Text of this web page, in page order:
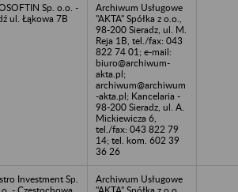
Sp. o.o. -
ul. Łąkowa 7B
Archiwum Usługowe
"AKTA" Spółka z o.o.,
98-200 Sieradz, ul. M.
Reja 1B, tel./fax: 043
822 74 01; e-mail:
biuro@archiwum-
akta.pl;
archiwum@archiwum
-akta.pl; Kancelaria -
98-200 Sieradz, ul. A.
Mickiewicza 6,
tel./fax: 043 822 79
14; tel. kom. 602 39
36 26
Investment Sp.
Archiwum Usługowe